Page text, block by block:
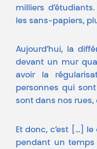
milliers
les sans-papiers,
Aujourd’hui, la
devant un mur
avoir la
personnes qui
sont dans nos
Et donc, c’est […]
pendant un temps